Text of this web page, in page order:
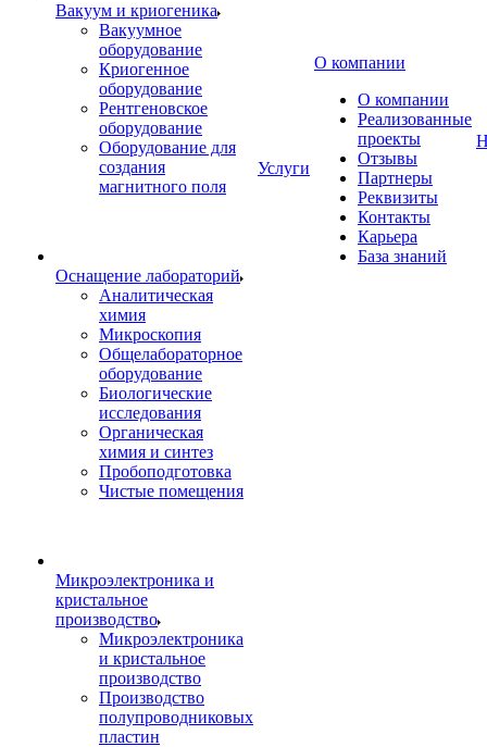
Вакуум и криогеника
Вакуумное
оборудование
Криогенное
оборудование
Рентгеновское
оборудование
Оборудование для
создания
магнитного поля
Оснащение лабораторий
Аналитическая
химия
Микроскопия
Общелабораторное
оборудование
Биологические
исследования
Органическая
химия и синтез
Пробоподготовка
Чистые помещения
Микроэлектроника и
кристальное
производство
Микроэлектроника
и кристальное
производство
Производство
полупроводниковых
пластин
Услуги
О компании
О компании
Реализованные
проекты
Отзывы
Партнеры
Реквизиты
Контакты
Карьера
База знаний